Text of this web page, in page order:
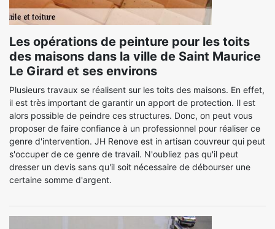
Les opérations de peinture pour les toits
des maisons dans la ville de Saint Maurice
Le Girard et ses environs
Plusieurs travaux se réalisent sur les toits des maisons. En effet,
il est très important de garantir un apport de protection. Il est
alors possible de peindre ces structures. Donc, on peut vous
proposer de faire confiance à un professionnel pour réaliser ce
genre d'intervention. JH Renove est in artisan couvreur qui peut
s'occuper de ce genre de travail. N'oubliez pas qu'il peut
dresser un devis sans qu'il soit nécessaire de débourser une
certaine somme d'argent.